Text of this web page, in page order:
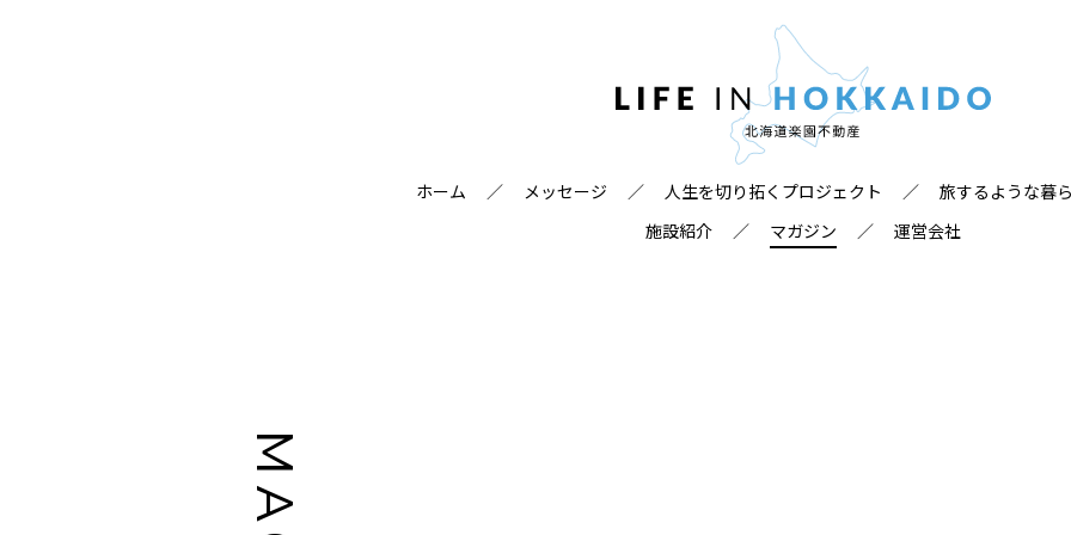
ホーム ／ メッセージ ／ 人生を切り拓くプロジェクト ／
旅するような暮
施設紹介
／ マガジン ／ 運営会社